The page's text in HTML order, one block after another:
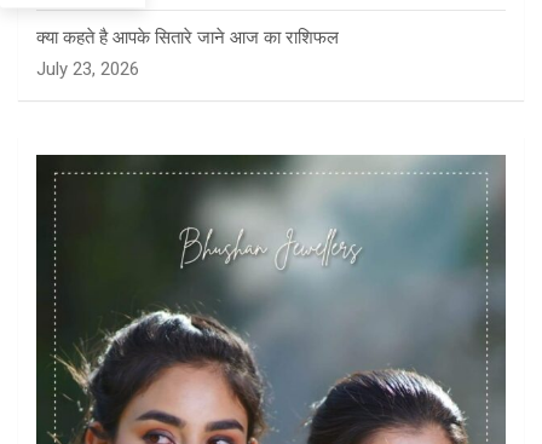
क्या कहते है आपके सितारे जाने आज का राशिफल
July 23, 2026